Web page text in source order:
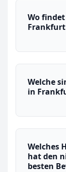
Wo
Frankfurt
Welche
in
Welches
hat den
besten